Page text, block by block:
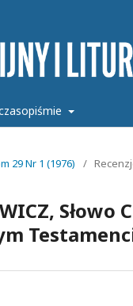
29 Nr 1 (1976) /